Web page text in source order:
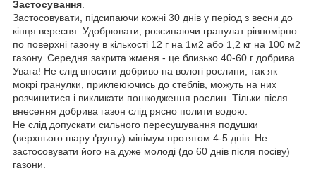
Застосування
Застосовувати, підсипаючи кожні 30 днів у період з весни до
кінця вересня. Удобрювати, розсипаючи гранулат рівномірно
по поверхні газону в кількості 12 г на 1м2 або 1,2 кг на 100 м2
газону. Середня закрита жменя - це близько 40-60 г добрива.
Увага! Не слід вносити добриво на вологі рослини, так як
мокрі гранулки, приклеюючись до стеблів, можуть на них
розчинитися і викликати пошкодження рослин. Тільки після
внесення добрива газон слід рясно полити водою.
Не слід допускати сильного пересушування подушки
(верхнього шару ґрунту) мінімум протягом 4-5 днів. Не
застосовувати його на дуже молоді (до 60 днів після посіву)
газони.